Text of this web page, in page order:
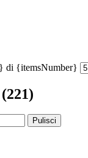
di {itemsNumber}
Pulisci